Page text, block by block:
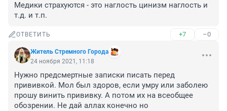
Медики страхуются - это наглость цинизм наглость и
т.д. и т.п.
ОТВЕТИТЬ +7 –0
Житель Стремного Города
24 ноября 2021, 11:18
Нужно предсмертные записки писать перед
прививкой. Мол был здоров, если умру или заболею
прошу винить прививку. А потом их на всеобщее
обозрении. Не дай аллах конечно но